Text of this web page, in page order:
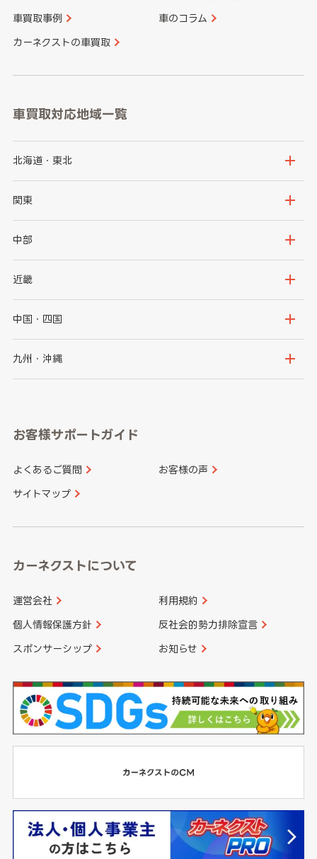
車買取事例 車のコラム
カーネクストの車買取
車買取対応地域一覧
北海道・東北
北海道
岩手県
秋田県
関東
茨城県
群馬県
千葉県
中部
新潟県
石川県
山梨県
愛知県
近畿
大阪府
京都府
和歌山県
中国・四国
鳥取県
山口県
香川県 愛媛県
九州・沖縄
長崎県
大分県 宮崎県
お客様サポートガイド
よくあるご質問 お客様の声
サイトマップ
カーネクストについて
運営会社 利用規約
個人情報保護方針 反社会的勢力排除宣言
スポンサーシップ お知らせ